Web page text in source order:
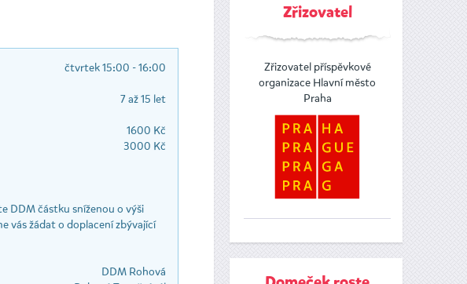
čtvrtek 15:00 - 16:00
7 až 15 let
1600 Kč
3000 Kč
DDM částku sníženou o výši
vás žádat o doplacení zbývající
DDM Rohová
Zřizovatel
Zřizovatel příspěvkové
organizace Hlavní město
Praha